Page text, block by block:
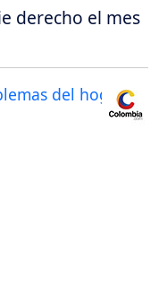
derecho el mes